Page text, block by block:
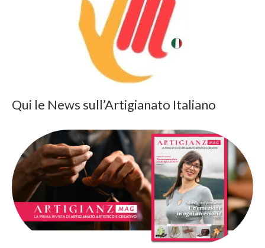
Qui le News sull’Artigianato Italiano